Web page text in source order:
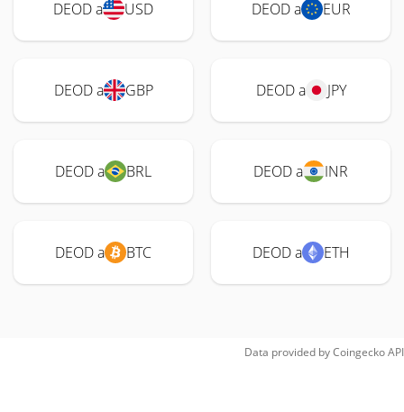
DEOD a USD DEOD a EUR
DEOD a GBP DEOD a JPY
DEOD a BRL DEOD a INR
DEOD a BTC DEOD a ETH
Data provided byCoingeckoAPI